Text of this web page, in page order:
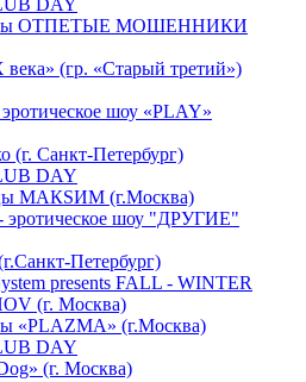
DAY
ОТПЕТЫЕ МОШЕННИКИ
(гр. «Старый третий»)
шоу «PLAY»
(г. Санкт-Петербург)
DAY
МАКSИМ (г.Москва)
эротическое шоу "ДРУГИЕ"
Петербург)
presents FALL - WINTER
(г. Москва)
«PLAZMA» (г.Москва)
DAY
(г. Москва)